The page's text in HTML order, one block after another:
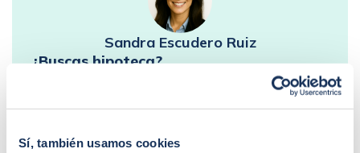
Sí, también usamos cookies
Sandra Escudero Ruiz
¿Buscas hipoteca?
Te ayudo a conseguir las mejores condiciones para